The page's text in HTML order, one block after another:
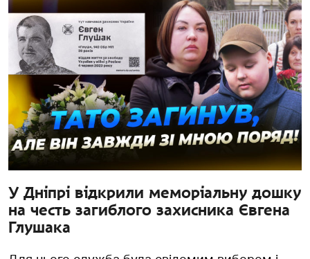
У Дніпрі відкрили меморіальну дошку
на честь загиблого захисника Євгена
Глушака